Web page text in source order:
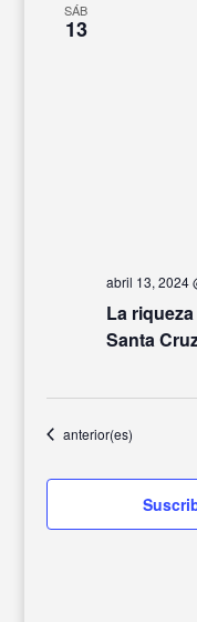
SÁB
13
La
Santa
abril 13, 2024
Eventos
anterior(es)